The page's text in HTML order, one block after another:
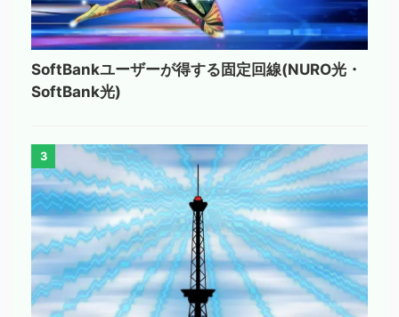
SoftBankユーザーが得する固定回線(NURO光・
SoftBank光)
3